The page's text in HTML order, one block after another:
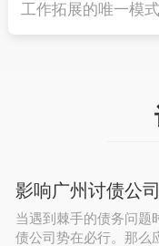
工作拓展的唯一模
当遇到棘手的债务问题
债公司势在必行。那么